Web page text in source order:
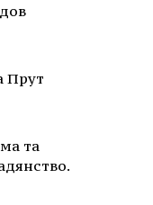
Прут
та